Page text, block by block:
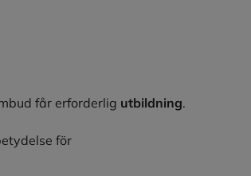
får erforderlig utbildning.
för